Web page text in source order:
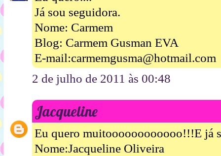
Já sou seguidora.
Nome: Carmem
Blog: Carmem Gusman EVA
E-mail:carmemgusma@hotmail.com
2 de julho de 2011 às 00:48
Jacqueline
Eu quero muitoooooooooooo!!!E já
Nome:Jacqueline Oliveira